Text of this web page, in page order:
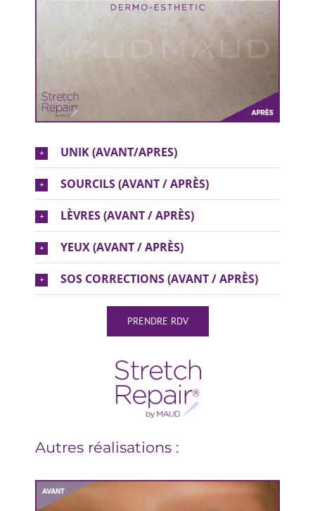
UNIK (AVANT/APRES)
SOURCILS (AVANT / APRÈS)
LÈVRES (AVANT / APRÈS)
YEUX (AVANT / APRÈS)
SOS CORRECTIONS (AVANT / APRÈS)
PRENDRE RDV
Autres réalisations :